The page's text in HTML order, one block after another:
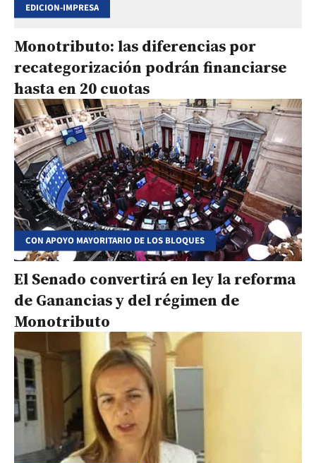
EDICION-IMPRESA
Monotributo: las diferencias por
recategorización podrán financiarse
hasta en 20 cuotas
CON APOYO MAYORITARIO DE LOS BLOQUES
El Senado convertirá en ley la reforma
de Ganancias y del régimen de
Monotributo